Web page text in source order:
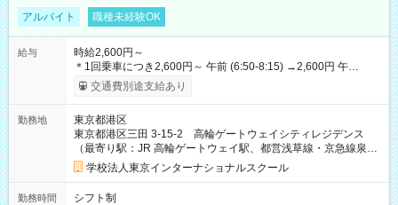
アルバイト 職種未経験OK
給与
時給2,600円～
＊1回乗車につき2,600円～ 午前 (6:50-8:15) →2,600円 午
後 (15:00-16:30) →2,600円 【試用期間】試用期間あり 試用期間
の長さ：1週間 雇用形態、給与は本採用時と同じです。
交通費別途支給あり
勤務地
東京都港区
東京都港区三田 3-15-2 高輪ゲートウェイシティレジデンス
（最寄り駅：JR 高輪ゲートウェイ駅、都営浅草線・京急線泉岳
寺駅）
学校法人東京インターナショナルスクール
勤務時間
シフト制